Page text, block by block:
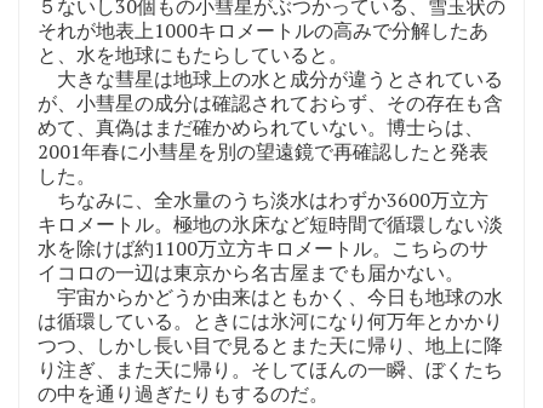
５ないし30個もの小彗星がぶつかっている、雪玉状の
それが地表上1000キロメートルの高みで分解したあ
と、水を地球にもたらしていると。
大きな彗星は地球上の水と成分が違うとされている
が、小彗星の成分は確認されておらず、その存在も含
めて、真偽はまだ確かめられていない。博士らは、
2001年春に小彗星を別の望遠鏡で再確認したと発表
した。
ちなみに、全水量のうち淡水はわずか3600万立方
キロメートル。極地の氷床など短時間で循環しない淡
水を除けば約1100万立方キロメートル。こちらのサ
イコロの一辺は東京から名古屋までも届かない。
宇宙からかどうか由来はともかく、今日も地球の水
は循環している。ときには氷河になり何万年とかかり
つつ、しかし長い目で見るとまた天に帰り、地上に降
り注ぎ、また天に帰り。そしてほんの一瞬、ぼくたち
の中を通り過ぎたりもするのだ。